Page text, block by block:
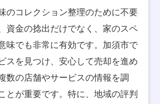
のコレクション整理のために不要
資金の捻出だけでなく、家のスペ
味でも非常に有効です。加須市で
スを見つけ、安心して売却を進め
数の店舗やサービスの情報を調
とが重要です。特に、地域の評判